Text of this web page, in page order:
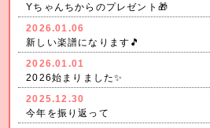
Yちゃんちからのプレゼント🎁
2026.01.06
新しい楽譜になります🎵
2026.01.01
2026始まりました✨
2025.12.30
今年を振り返って